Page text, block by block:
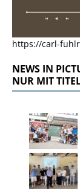
https://carl-
NEWS IN
NUR MIT